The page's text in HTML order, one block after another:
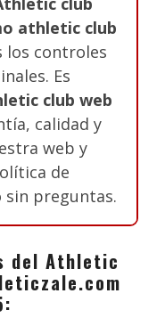
athletic club
los controles
Es
club web
calidad y
web y
de
sin preguntas.
del Athletic